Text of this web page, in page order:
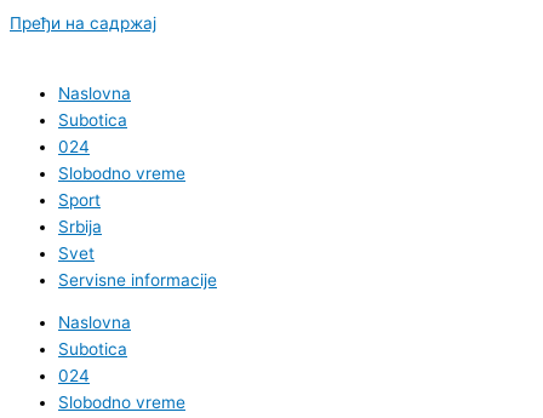
Пређи на садржај
Naslovna
Subotica
024
Slobodno vreme
Sport
Srbija
Svet
Servisne informacije
Naslovna
Subotica
024
Slobodno vreme